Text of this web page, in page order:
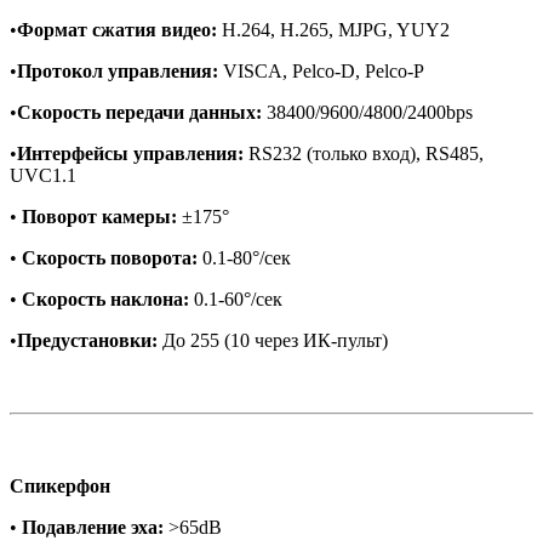
•Формат сжатия видео: H.264, H.265, MJPG, YUY2
•Протокол управления: VISCA, Pelco-D, Pelco-P
•Скорость передачи данных: 38400/9600/4800/2400bps
•Интерфейсы управления: RS232 (только вход), RS485,
UVC1.1
• Поворот камеры: ±175°
• Скорость поворота: 0.1-80°/сек
• Скорость наклона: 0.1-60°/сек
•Предустановки: До 255 (10 через ИК-пульт)
Спикерфон
• Подавление эха: >65dB